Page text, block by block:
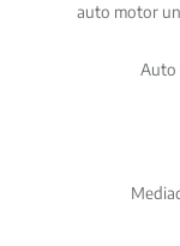
auto motor
Auto